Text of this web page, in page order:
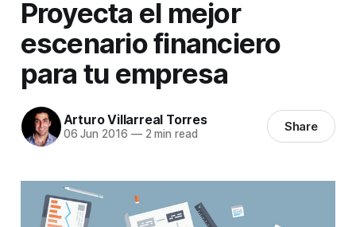
Proyecta el mejor
escenario financiero
para tu empresa
Arturo Villarreal Torres
06 Jun 2016 —2 min read Share